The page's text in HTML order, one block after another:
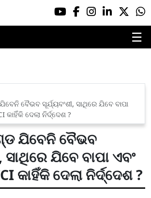
☰
ବୈଭବ ସୂର୍ଯ୍ୟବଂଶୀ, ସାଥିରେ ଯିବେ ବାପା
କାହିଁକି ଦେଲା ନିର୍ଦ୍ଦେଶ ?
ଯିବେନି ବୈଭବ
ସାଥିରେ ଯିବେ ବାପା ଏବଂ
କାହିଁକି ଦେଲା ନିର୍ଦ୍ଦେଶ ?